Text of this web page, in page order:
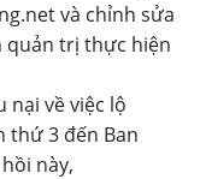
và chỉnh sửa
quản trị thực hiện
nại về việc lộ
thứ 3 đến Ban
này,